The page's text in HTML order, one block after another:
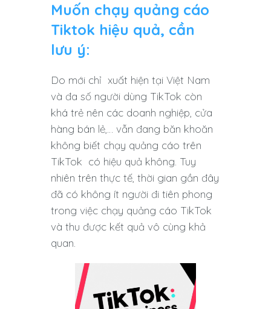
Muốn chạy quảng cáo
Tiktok hiệu quả, cần
lưu ý:
Do mới chỉ xuất hiện tại Việt Nam
và đa số người dùng TikTok còn
khá trẻ nên các doanh nghiệp, cửa
hàng bán lẻ,… vẫn đang băn khoăn
không biết chạy quảng cáo trên
TikTok có hiệu quả không. Tuy
nhiên trên thực tế, thời gian gần đây
đã có không ít người đi tiên phong
trong việc chạy quảng cáo TikTok
và thu được kết quả vô cùng khả
quan.